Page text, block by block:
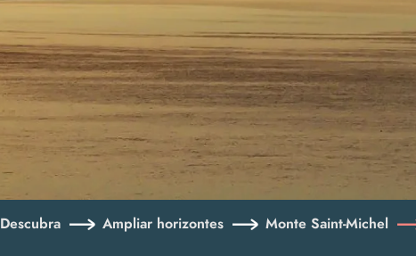
Descubra Ampliar horizontes Monte Saint-Michel